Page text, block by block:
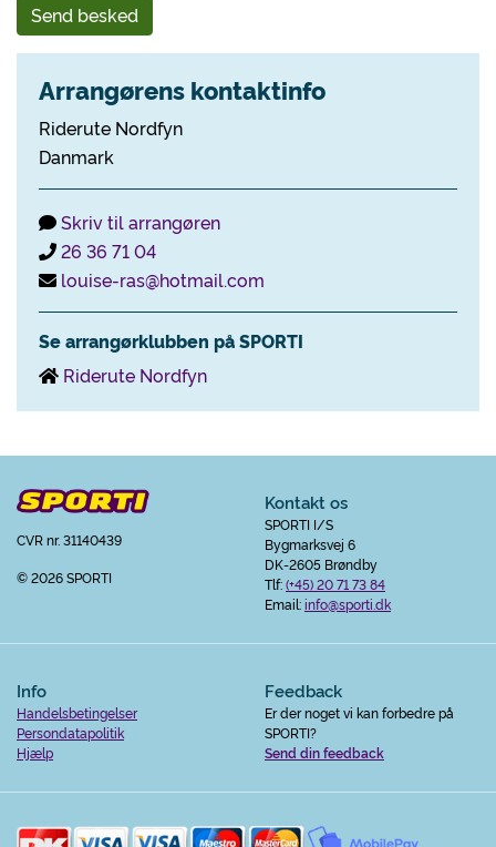
Send besked
Arrangørens kontaktinfo
Riderute Nordfyn
Danmark
Skriv til arrangøren
26 36 71 04
louise-ras@hotmail.com
Se arrangørklubben på SPORTI
Riderute Nordfyn
CVR nr. 31140439
© 2026 SPORTI
Kontakt os
SPORTI I/S
Bygmarksvej 6
DK-2605 Brøndby
Tlf:(+45) 20 71 73 84
Email:info@sporti.dk
Info
Handelsbetingelser
Persondatapolitik
Hjælp
Feedback
Er der noget vi kan forbedre på
SPORTI?
Send din feedback